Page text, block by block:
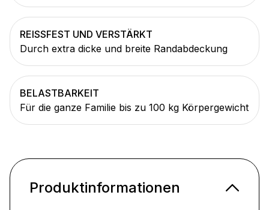
REISSFEST UND VERSTÄRKT
Durch extra dicke und breite Randabdeckung
BELASTBARKEIT
Für die ganze Familie bis zu 100 kg Körpergewicht
Produktinformationen